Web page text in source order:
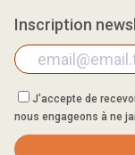
Inscription
J’accepte de
nous engageons à ne